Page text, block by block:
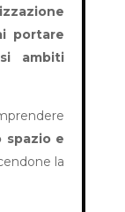
portare
ambiti
spazio e
la